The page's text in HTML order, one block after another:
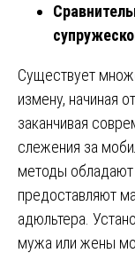
Существует
измену, начиная
заканчивая
слежения за
методы
предоставляют
адюльтера.
мужа или жены